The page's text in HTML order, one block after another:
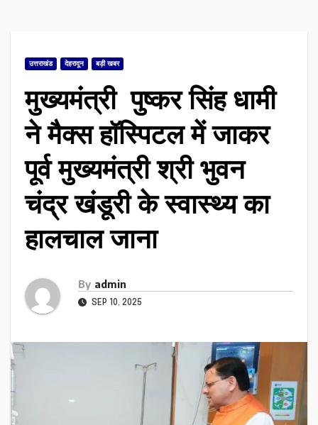
उत्तराखंड देहरादून बड़ी खबर
मुख्यमंत्री पुष्कर सिंह धामी
ने मैक्स हॉस्पिटल में जाकर
पूर्व मुख्यमंत्री श्री भुवन
चंद्र खंडूरी के स्वास्थ्य का
हालचाल जाना
By admin
SEP 10, 2025